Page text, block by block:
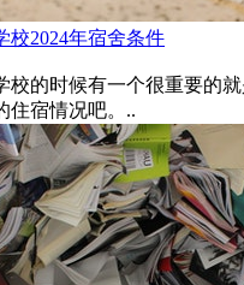
校2024年宿舍条件
校的时候有一个很重要的
住宿情况吧。..